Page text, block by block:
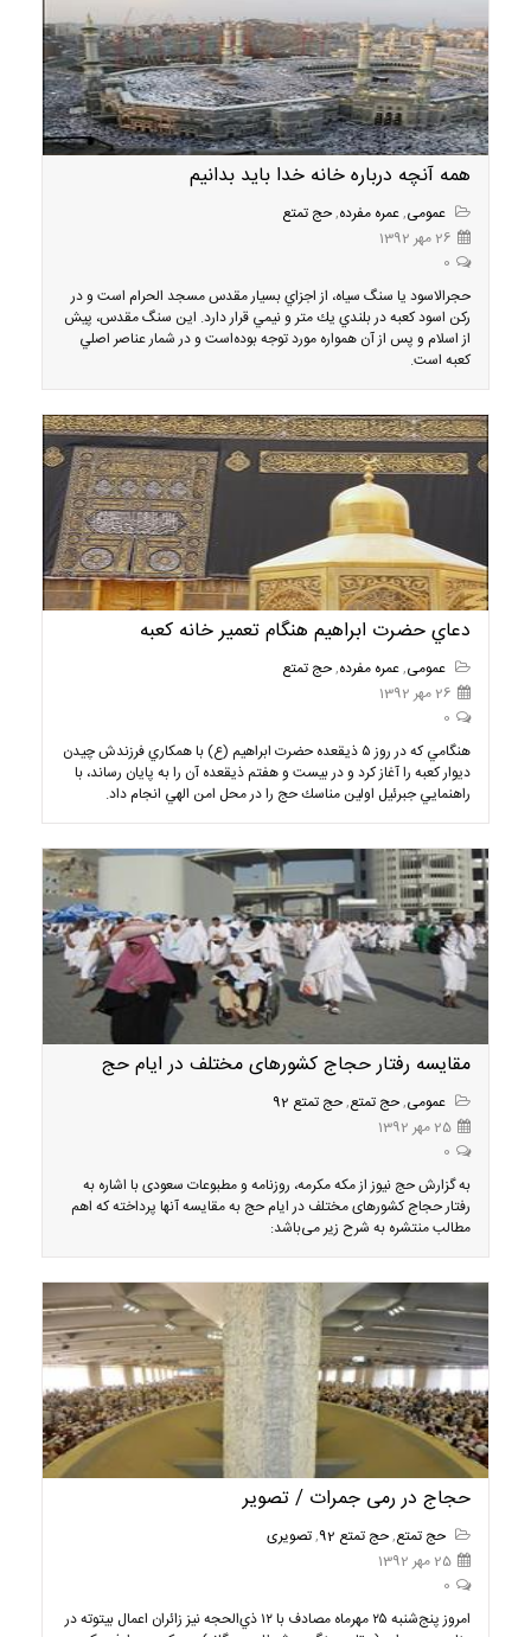
همه آنچه درباره خانه خدا بايد بدانيم
عمومی,عمره مفرده,حج تمتع
26 مهر 1392
0
حجرالاسود يا سنگ سياه، از اجزاي بسيار مقدس مسجد الحرام است و در
ركن اسود كعبه در بلندي يك متر و نيمي قرار دارد. اين سنگ مقدس، پيش
از اسلام و پس از آن همواره مورد توجه بوده‌است و در شمار عناصر اصلي
كعبه است.
دعاي حضرت ابراهيم هنگام تعمير خانه كعبه
عمومی,عمره مفرده,حج تمتع
26 مهر 1392
0
هنگامي كه در روز ۵ ذيقعده حضرت ابراهيم (ع) با همكاري فرزندش چيدن
ديوار كعبه را آغاز كرد و در بيست و هفتم ذيقعده آن را به پايان رساند، با
راهنمايي جبرئيل اولين مناسك حج را در محل امن الهي انجام داد.
مقایسه رفتار حجاج کشورهای مختلف در ایام حج
عمومی,حج تمتع,حج تمتع 92
25 مهر 1392
0
به گزارش حج نیوز از مکه مکرمه، روزنامه و مطبوعات سعودی با اشاره به
رفتار حجاج کشورهای مختلف در ایام حج به مقایسه آنها پرداخته که اهم
مطالب منتشره به شرح زیر می‌باشد:
حجاج در رمی جمرات / تصویر
حج تمتع,حج تمتع 92 ,تصویری
25 مهر 1392
0
امروز پنج‌شنبه ۲۵ مهرماه مصادف با ۱۲‬ ذي‌الحجه نيز زائران اعمال بيتوته در